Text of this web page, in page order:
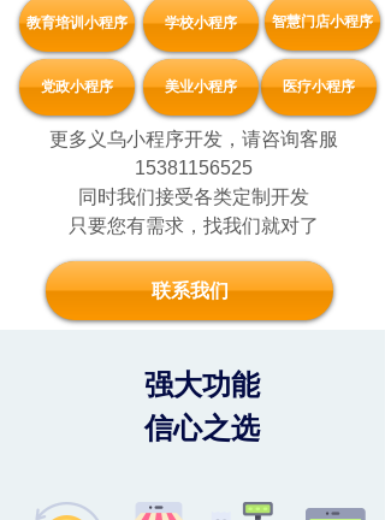
医疗小程序
教育培训小程序
更多义乌小程序开发，请咨询客服
15381156525
同时我们接受各类定制开发
只要您有需求，找我们就对了
智慧门店小程序
党政小程序 美业小程序
学校小程序
联系我们
强大功能
信心之选